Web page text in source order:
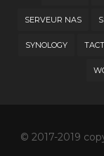
SERVEUR NAS
SYNOLOGY
© 2017-2019